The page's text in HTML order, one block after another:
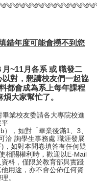
錯年度可能會撈不到您
月~11月各系 或 職發二
對， 懇請校友們一起協
都會成為系上每年課程
煩大家幫忙了。
業校友委請各大專院校進
平
），如對「畢業後滿1、3、
洽 詢學生事務處 職涯發展
，如對本問卷填答有任何疑
相關權利時，歡迎以E-Mail
料，僅限於教育部與實踐
用途，亦不會公佈任何資
。